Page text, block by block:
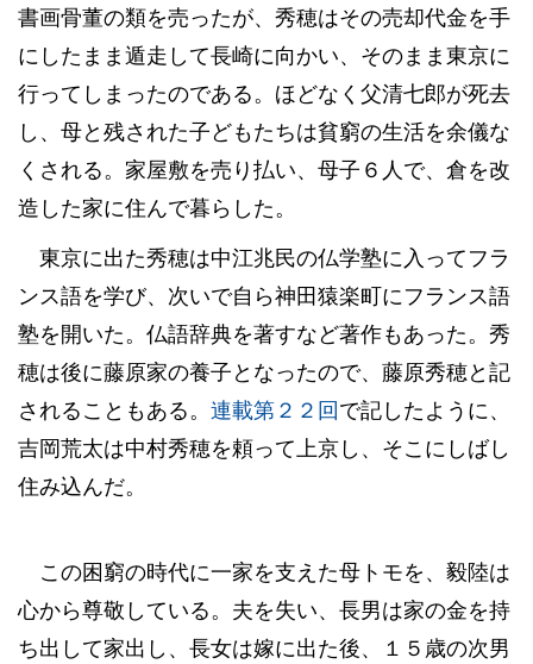
書画骨董の類を売ったが、秀穂はその売却代金を手
にしたまま遁走して長崎に向かい、そのまま東京に
行ってしまったのである。ほどなく父清七郎が死去
し、母と残された子どもたちは貧窮の生活を余儀な
くされる。家屋敷を売り払い、母子６人で、倉を改
造した家に住んで暮らした。
東京に出た秀穂は中江兆民の仏学塾に入ってフラ
ンス語を学び、次いで自ら神田猿楽町にフランス語
塾を開いた。仏語辞典を著すなど著作もあった。秀
穂は後に藤原家の養子となったので、藤原秀穂と記
されることもある。 連載第２２回 で記したように、
吉岡荒太は中村秀穂を頼って上京し、そこにしばし
住み込んだ。
この困窮の時代に一家を支えた母トモを、毅陸は
心から尊敬している。夫を失い、長男は家の金を持
ち出して家出し、長女は嫁に出た後、１５歳の次男